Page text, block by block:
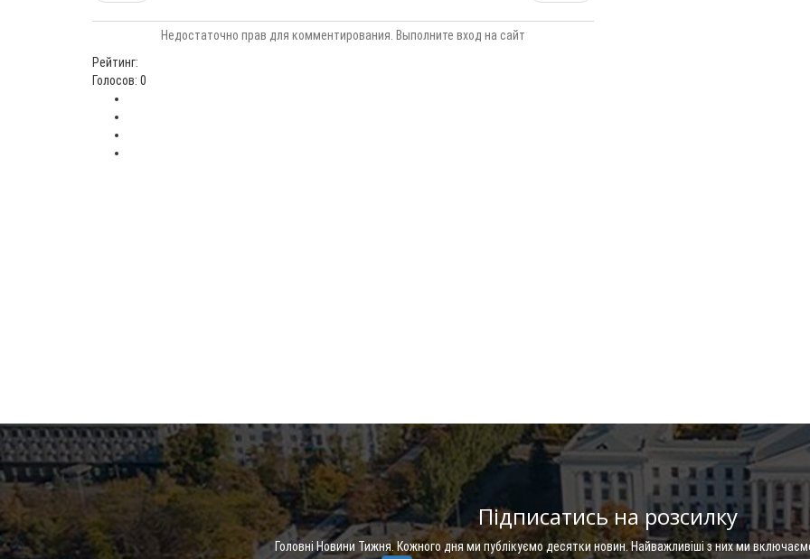
Недостаточно прав для комментирования. Выполните вход на сайт
Рейтинг:
Голосов: 0
Підписатись на розсилку
Головні Новини Тижня. Кожного дня ми публікуємо десятки новин. Найважливіші з них ми